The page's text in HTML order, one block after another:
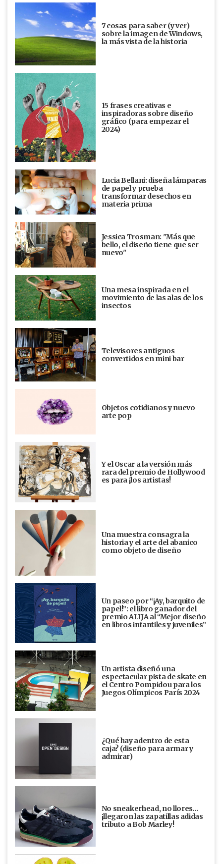
7 cosas para saber (y ver)
sobre la imagen de Windows,
la más vista de la historia
15 frases creativas e
inspiradoras sobre diseño
gráfico (para empezar el
2024)
Lucia Bellani: diseña lámparas
de papel y prueba
transformar desechos en
materia prima
Jessica Trosman: "Más que
bello, el diseño tiene que ser
nuevo"
Una mesa inspirada en el
movimiento de las alas de los
insectos
Televisores antiguos
convertidos en mini bar
Objetos cotidianos y nuevo
arte pop
Y el Oscar a la versión más
rara del premio de Hollywood
es para ¡los artistas!
Una muestra consagra la
historia y el arte del abanico
como objeto de diseño
Un paseo por “¡Ay, barquito de
papel!”: el libro ganador del
premio ALIJA al “Mejor diseño
en libros infantiles y juveniles”
Un artista diseñó una
espectacular pista de skate en
el Centro Pompidou para los
Juegos Olímpicos París 2024
¿Qué hay adentro de esta
caja? (diseño para armar y
admirar)
No sneakerhead, no llores…
¡llegaron las zapatillas adidas
tributo a Bob Marley!